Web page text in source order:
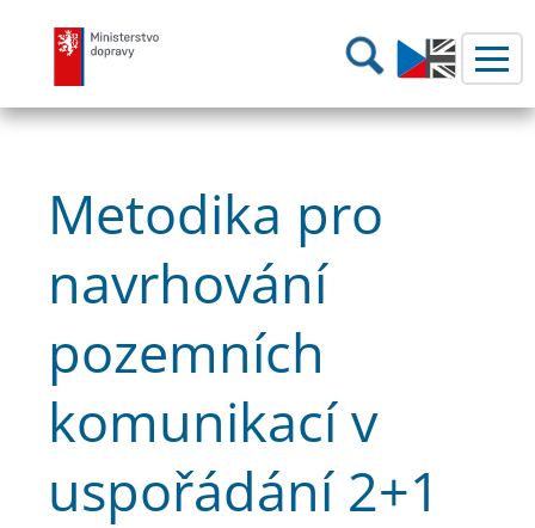
Ministerstvo dopravy Hledání
Metodika pro
navrhování
pozemních
komunikací v
uspořádání 2+1